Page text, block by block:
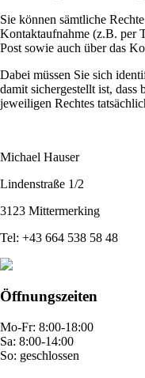
Sie können sämtliche
Kontaktaufnahme (z.B. per
Post sowie auch über das
Dabei müssen Sie sich
damit sichergestellt ist,
jeweiligen Rechtes
Michael Hauser
Lindenstraße 1/2
3123 Mittermerking
Tel: +43 664 538 58 48
Öffnungszeiten
Mo-Fr: 8:00-18:00
Sa: 8:00-14:00
So: geschlossen